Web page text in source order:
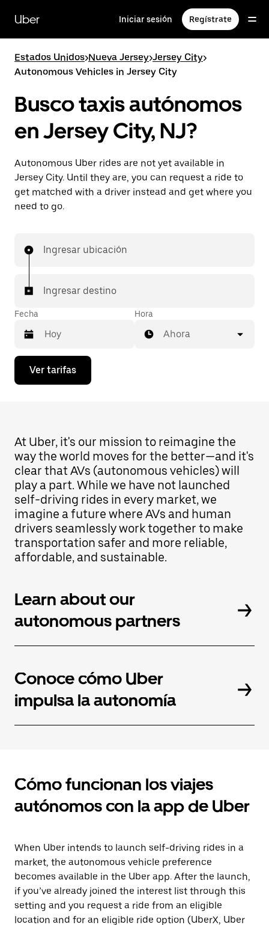
contenido
principal
Uber Iniciar sesión Regístrate
Estados Unidos>Nueva Jersey>Jersey City>
Autonomous Vehicles in Jersey City
Busco taxis autónomos
en Jersey City, NJ?
Autonomous Uber rides are not yet available in
Jersey City. Until they are, you can request a ride to
get matched with a driver instead and get where you
need to go.
Ingresar ubicación
Ingresar destino
Fecha
Presiona
flecha
con
calendario
y
selecciona
una
fecha.
Presiona
la
tecla Esc
para
cerrar
Hora
Ahora
Ver tarifas
At Uber, it's our mission to reimagine the
way the world moves for the better—and it's
clear that AVs (autonomous vehicles) will
play a part. While we have not launched
self-driving rides in every market, we
imagine a future where AVs and human
drivers seamlessly work together to make
transportation safer and more reliable,
affordable, and sustainable.
Learn about our
autonomous partners
Conoce cómo Uber
impulsa la autonomía
Cómo funcionan los viajes
autónomos con la app de Uber
When Uber intends to launch self-driving rides in a
market, the autonomous vehicle preference
becomes available in the Uber app. After the launch,
if you’ve already joined the interest list through this
setting and you request a ride from an eligible
location and for an eligible ride option (UberX, Uber